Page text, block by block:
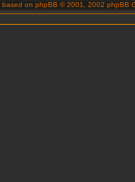
based on phpBB © 2001, 2002 phpBB